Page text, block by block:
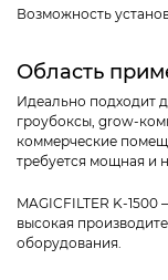
Возможность
Область
Идеально подходит
гроубоксы, grow-
коммерческие
требуется мощная и
MAGICFILTER K-
высокая
оборудования.